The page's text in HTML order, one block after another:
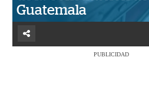
Guatemala
PUBLICIDAD